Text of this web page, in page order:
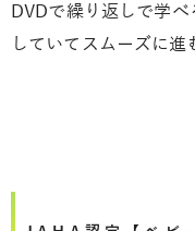
DVDで繰り返しで学
していてスムーズに進